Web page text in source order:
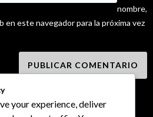
nombre,
este navegador para la próxima vez
your experience, deliver